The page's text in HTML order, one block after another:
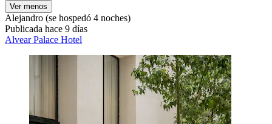
Ver menos
Alejandro (se hospedó 4 noches)
Publicada hace 9 días
Alvear Palace Hotel